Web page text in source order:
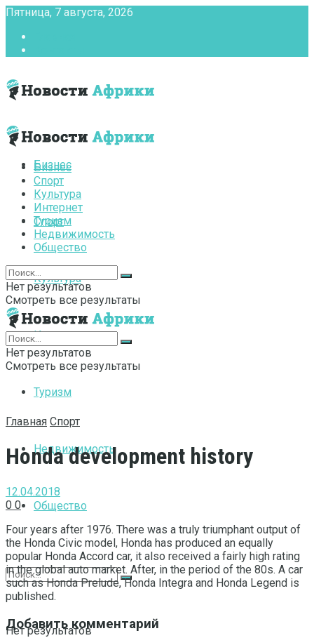
Пятница, 7 августа, 2026
Бизнес
Спорт
Культура
Интернет
Туризм
Недвижимость
Общество
Нет результатов
Бизнес
Спорт
Культура
Интернет
Туризм
Недвижимость
Общество
Нет результатов
Смотреть все результаты
Нет результатов
Смотреть все результаты
Главная Спорт
Honda development history
12.04.2018
0 0
Four years after 1976. There was a truly triumphant output of
the Honda Civic model, Honda has produced an equally
popular Honda Accord car, it also received a fairly high rating
in the global auto market. After, in the period of the 80s. A car
such as Honda Prelude, Honda Integra and Honda Legend is
published.
Добавить комментарий